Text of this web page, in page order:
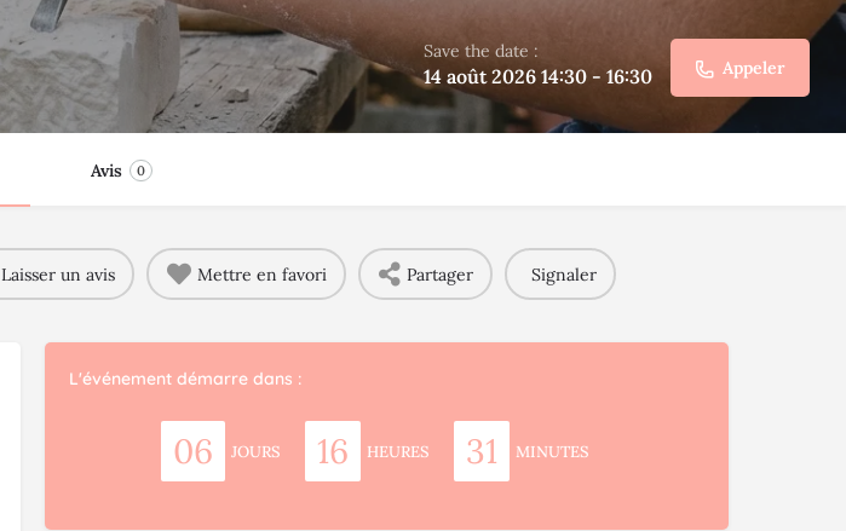
Save the date :
14 août 2026 14:30 - 16:30 Appeler
Avis 0
Laisser un avis Mettre en favori Partager Signaler
L'événement démarre dans :
06 JOURS 16 HEURES 31 MINUTES